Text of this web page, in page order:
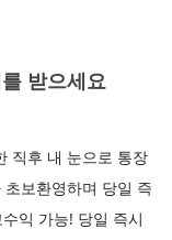
받으세요
직후 내 눈으로 통장
보환영하며 당일 즉
익 가능! 당일 즉시